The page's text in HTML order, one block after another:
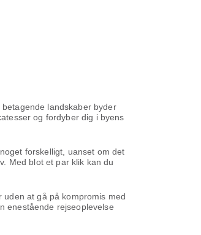
landskaber byder
og fordyber dig i byens
forskelligt, uanset om det
Med blot et par klik kan du
at gå på kompromis med
enestående rejseoplevelse